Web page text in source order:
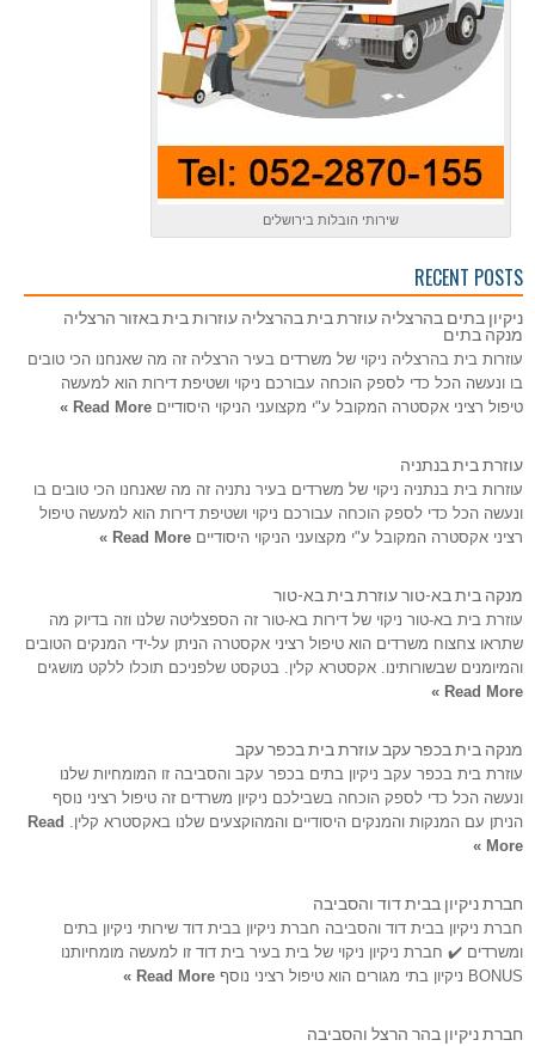
שירותי הובלות בירושלים
RECENT POSTS
ניקיון בתים בהרצליה עוזרת בית בהרצליה עוזרות בית באזור הרצליה
מנקה בתים
עוזרות בית בהרצליה ניקוי של משרדים בעיר הרצליה זה מה שאנחנו הכי טובים
בו ונעשה הכל כדי לספק הוכחה עבורכם ניקוי ושטיפת דירות הוא למעשה
טיפול רציני אקסטרה המקובל ע"י מקצועני הניקוי היסודיים Read More »
עוזרת בית בנתניה
עוזרות בית בנתניה ניקוי של משרדים בעיר נתניה זה מה שאנחנו הכי טובים בו
ונעשה הכל כדי לספק הוכחה עבורכם ניקוי ושטיפת דירות הוא למעשה טיפול
רציני אקסטרה המקובל ע"י מקצועני הניקוי היסודיים Read More »
מנקה בית בא-טור עוזרת בית בא-טור
עוזרת בית בא-טור ניקוי של דירות בא-טור זה הספצליטה שלנו וזה בדיוק מה
שתראו צחצוח משרדים הוא טיפול רציני אקסטרה הניתן על-ידי המנקים הטובים
והמיומנים שבשורותינו. אקסטרא קלין. בטקסט שלפניכם תוכלו ללקט מושגים
Read More »
מנקה בית בכפר עקב עוזרת בית בכפר עקב
עוזרת בית בכפר עקב ניקיון בתים בכפר עקב והסביבה זו המומחיות שלנו
ונעשה הכל כדי לספק הוכחה בשבילכם ניקיון משרדים זה טיפול רציני נוסף
הניתן עם המנקות והמנקים היסודיים והמהוקצעים שלנו באקסטרא קלין. Read
More »
חברת ניקיון בבית דוד והסביבה
חברת ניקיון בבית דוד והסביבה חברת ניקיון בבית דוד שירותי ניקיון בתים
ומשרדים ✔️ חברת ניקיון ניקוי של בית בעיר בית דוד זו למעשה מומחיותנו
BONUS ניקיון בתי מגורים הוא טיפול רציני נוסף
Read More »
חברת ניקיון בהר הרצל והסביבה